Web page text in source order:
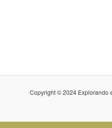
Copyright © 2024 Explorando